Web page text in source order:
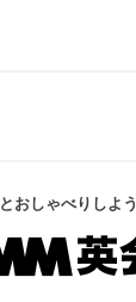
おしゃべりしよう